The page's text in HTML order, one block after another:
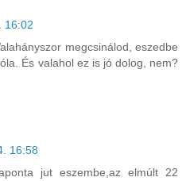
16:02
megcsinálod, eszedbe
És valahol ez is jó dolog, nem?
16:58
jut eszembe,az elmúlt 22